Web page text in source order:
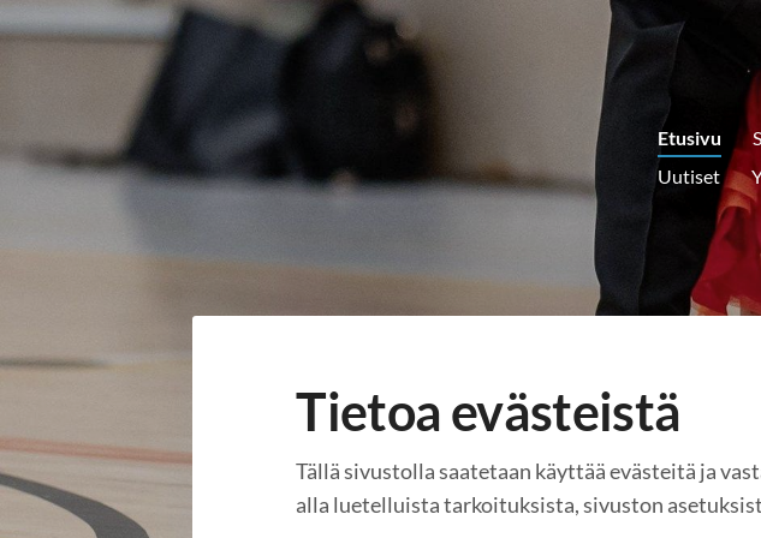
Siirry
Habanera ry
Etusivu
Uutiset
Tietoa evästeistä
Tällä sivustolla saatetaan käyttää evästeitä ja
alla luetelluista tarkoituksista, sivuston